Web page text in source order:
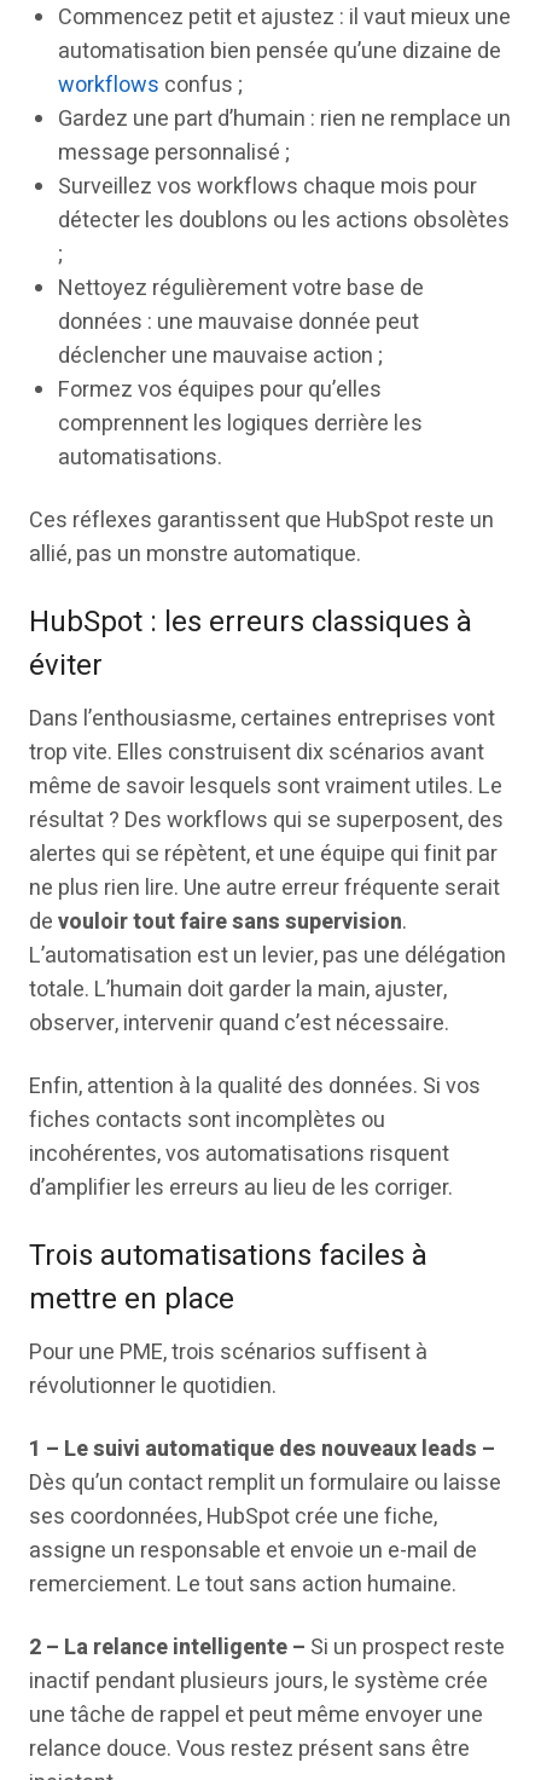
Commencez petit et ajustez : il vaut mieux une
automatisation bien pensée qu’une dizaine de
workflows confus ;
Gardez une part d’humain : rien ne remplace un
message personnalisé ;
Surveillez vos workflows chaque mois pour
détecter les doublons ou les actions obsolètes
;
Nettoyez régulièrement votre base de
données : une mauvaise donnée peut
déclencher une mauvaise action ;
Formez vos équipes pour qu’elles
comprennent les logiques derrière les
automatisations.
Ces réflexes garantissent que HubSpot reste un
allié, pas un monstre automatique.
HubSpot : les erreurs classiques à
éviter
Dans l’enthousiasme, certaines entreprises vont
trop vite. Elles construisent dix scénarios avant
même de savoir lesquels sont vraiment utiles. Le
résultat ? Des workflows qui se superposent, des
alertes qui se répètent, et une équipe qui finit par
ne plus rien lire. Une autre erreur fréquente serait
devouloir tout faire sans supervision.
L’automatisation est un levier, pas une délégation
totale. L’humain doit garder la main, ajuster,
observer, intervenir quand c’est nécessaire.
Enfin, attention à la qualité des données. Si vos
fiches contacts sont incomplètes ou
incohérentes, vos automatisations risquent
d’amplifier les erreurs au lieu de les corriger.
Trois automatisations faciles à
mettre en place
Pour une PME, trois scénarios suffisent à
révolutionner le quotidien.
1 – Le suivi automatique des nouveaux leads –
Dès qu’un contact remplit un formulaire ou laisse
ses coordonnées, HubSpot crée une fiche,
assigne un responsable et envoie un e-mail de
remerciement. Le tout sans action humaine.
2 – La relance intelligente – Si un prospect reste
inactif pendant plusieurs jours, le système crée
une tâche de rappel et peut même envoyer une
relance douce. Vous restez présent sans être